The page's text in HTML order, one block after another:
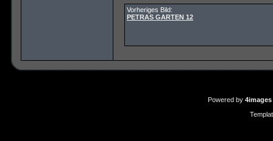
Vorheriges Bild:
PETRAS GARTEN 12
Powered by 4images